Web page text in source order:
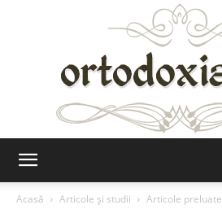
Acasă
Articole şi studii Articole preluate